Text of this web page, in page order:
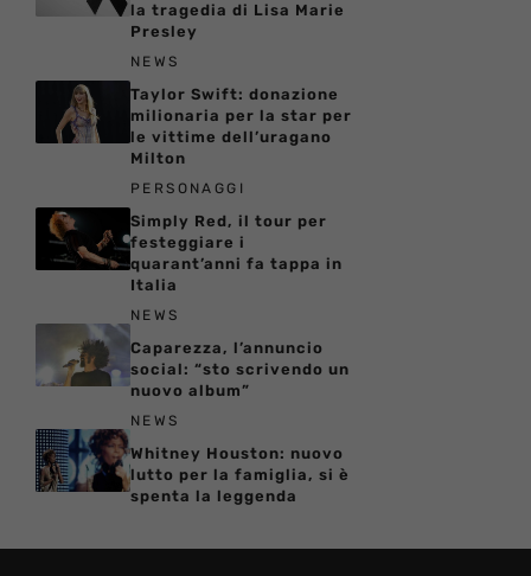
la tragedia di Lisa Marie
Presley
NEWS
Taylor Swift: donazione
milionaria per la star per
le vittime dell’uragano
Milton
PERSONAGGI
Simply Red, il tour per
festeggiare i
quarant’anni fa tappa in
Italia
NEWS
Caparezza, l’annuncio
social: “sto scrivendo un
nuovo album”
NEWS
Whitney Houston: nuovo
lutto per la famiglia, si è
spenta la leggenda